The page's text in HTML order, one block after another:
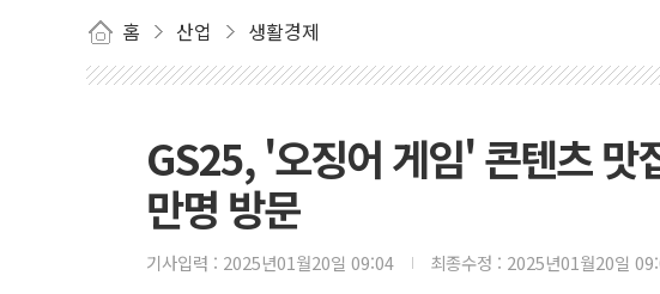
홈 산업 생활경제
GS25, '오징어 게임' 콘텐츠 맛
만명 방문
기사입력 : 2025년01월20일 09:04 최종수정 : 2025년01월20일